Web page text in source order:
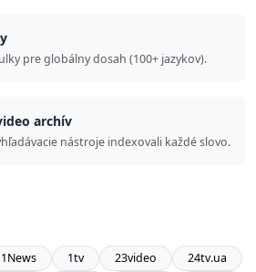
pre globálny dosah (100+ jazykov).
archív
nástroje indexovali každé slovo.
1News 1tv 23video
24tv.ua